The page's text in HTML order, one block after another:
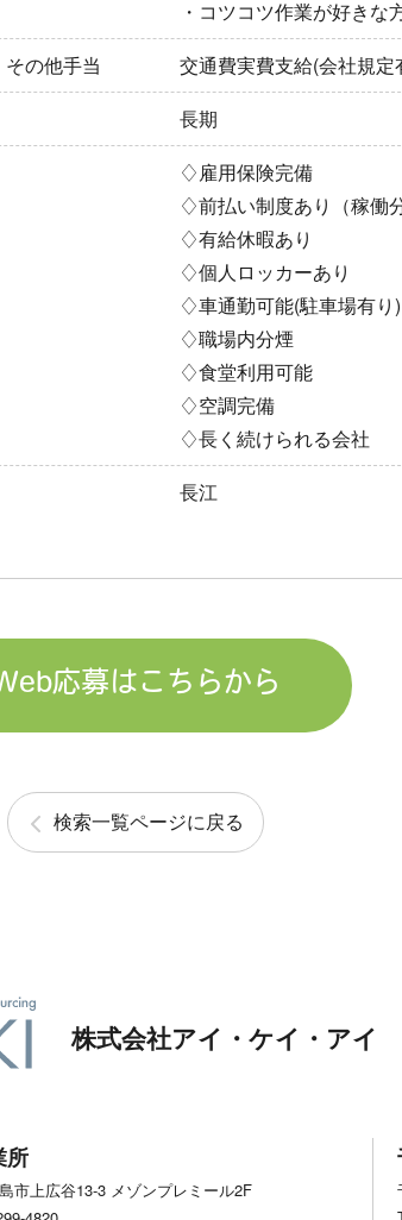
・コツコツ作業が好きな
の他手当
交通費実費支給(会社規定
長期
♢雇用保険完備
♢前払い制度あり（稼働
♢有給休暇あり
♢個人ロッカーあり
♢車通勤可能(駐車場有り)
♢職場内分煙
♢食堂利用可能
♢空調完備
♢長く続けられる会社
長江
応募はこちらから
検索一覧ページに戻る
株式会社アイ・ケイ・アイ
所
市上広谷13-3 メゾンプレミール2F